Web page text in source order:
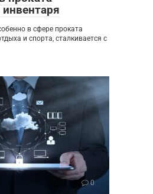
в сфере проката
и спорта, сталкивается с
0